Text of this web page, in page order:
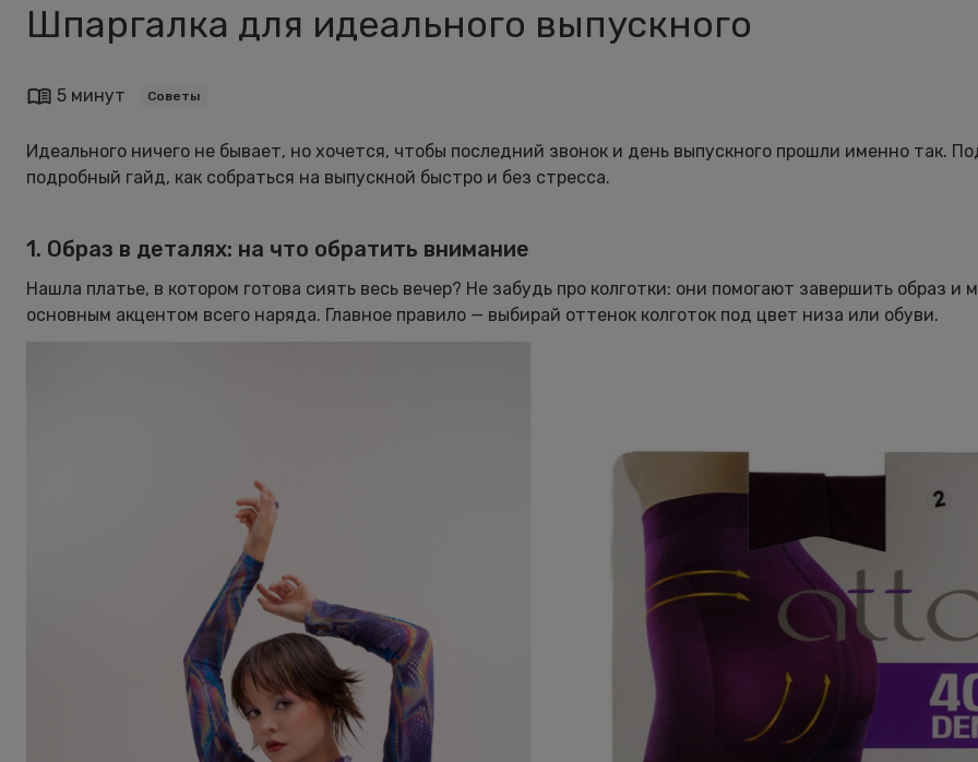
Шпаргалка для идеального выпускного
5 минут Советы
Идеального ничего не бывает, но хочется, чтобы последний звонок и день выпускного прошли именно так.
подробный гайд, как собраться на выпускной быстро и без стресса.
1. Образ в деталях: на что обратить внимание
Нашла платье, в котором готова сиять весь вечер? Не забудь про колготки: они помогают завершить образ и
основным акцентом всего наряда. Главное правило — выбирай оттенок колготок под цвет низа или обуви.